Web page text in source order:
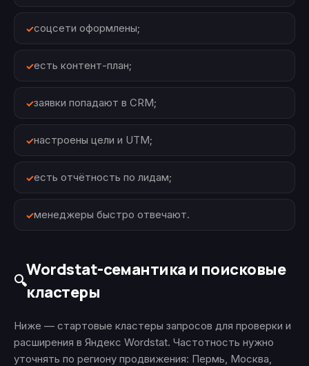
соцсети оформлены;
есть контент-план;
заявки попадают в CRM;
настроены цели и UTM;
есть отчётность по лидам;
менеджеры быстро отвечают.
🔍
Wordstat-семантика и поисковые
кластеры
Ниже — стартовые кластеры запросов для проверки и
расширения в Яндекс Wordstat. Частотность нужно
уточнять по региону продвижения: Пермь, Москва,